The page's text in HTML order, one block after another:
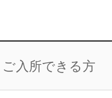
ご入所できる方